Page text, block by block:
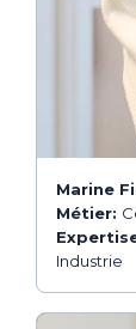
Marine
Métier:
Industrie